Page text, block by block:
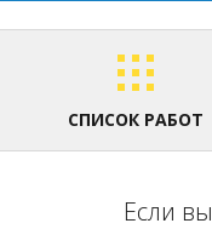
СПИСОК РАБОТ
Если